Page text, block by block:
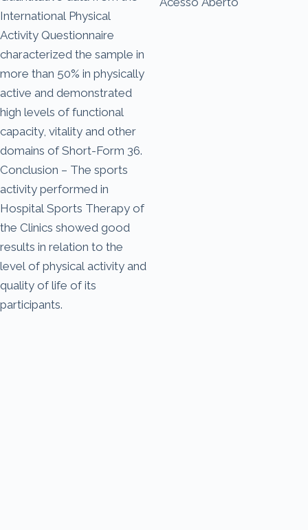
International Physical
Activity Questionnaire
characterized the sample in
more than 50% in physically
active and demonstrated
high levels of functional
capacity, vitality and other
domains of Short-Form 36.
Conclusion – The sports
activity performed in
Hospital Sports Therapy of
the Clinics showed good
results in relation to the
level of physical activity and
quality of life of its
participants.